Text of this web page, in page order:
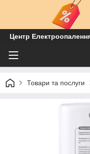
Центр
Товари та послуги